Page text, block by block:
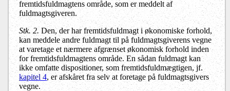
fremtidsfuldmagtens område, som er meddelt af
fuldmagtsgiveren.
Stk. 2.Den, der har fremtidsfuldmagt i økonomiske forhold,
kan meddele andre fuldmagt til på fuldmagtsgiverens vegne
at varetage et nærmere afgrænset økonomisk forhold inden
for fremtidsfuldmagtens område. En sådan fuldmagt kan
ikke omfatte dispositioner, som fremtidsfuldmægtigen, jf.
kapitel 4, er afskåret fra selv at foretage på fuldmagtsgivers
vegne.